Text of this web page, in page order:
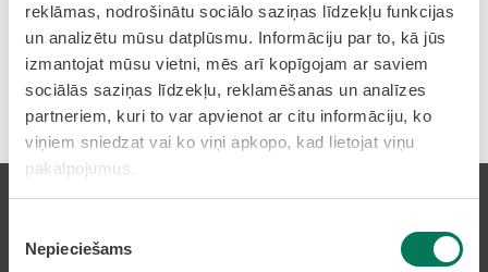
reklāmas, nodrošinātu sociālo saziņas līdzekļu funkcijas
un analizētu mūsu datplūsmu. Informāciju par to, kā jūs
izmantojat mūsu vietni, mēs arī kopīgojam ar saviem
sociālās saziņas līdzekļu, reklamēšanas un analīzes
partneriem, kuri to var apvienot ar citu informāciju, ko
viņiem sniedzat vai ko viņi apkopo, kad lietojat viņu
pakalpojumus.
izvēle
Nepieciešams
Drukāt rakstu